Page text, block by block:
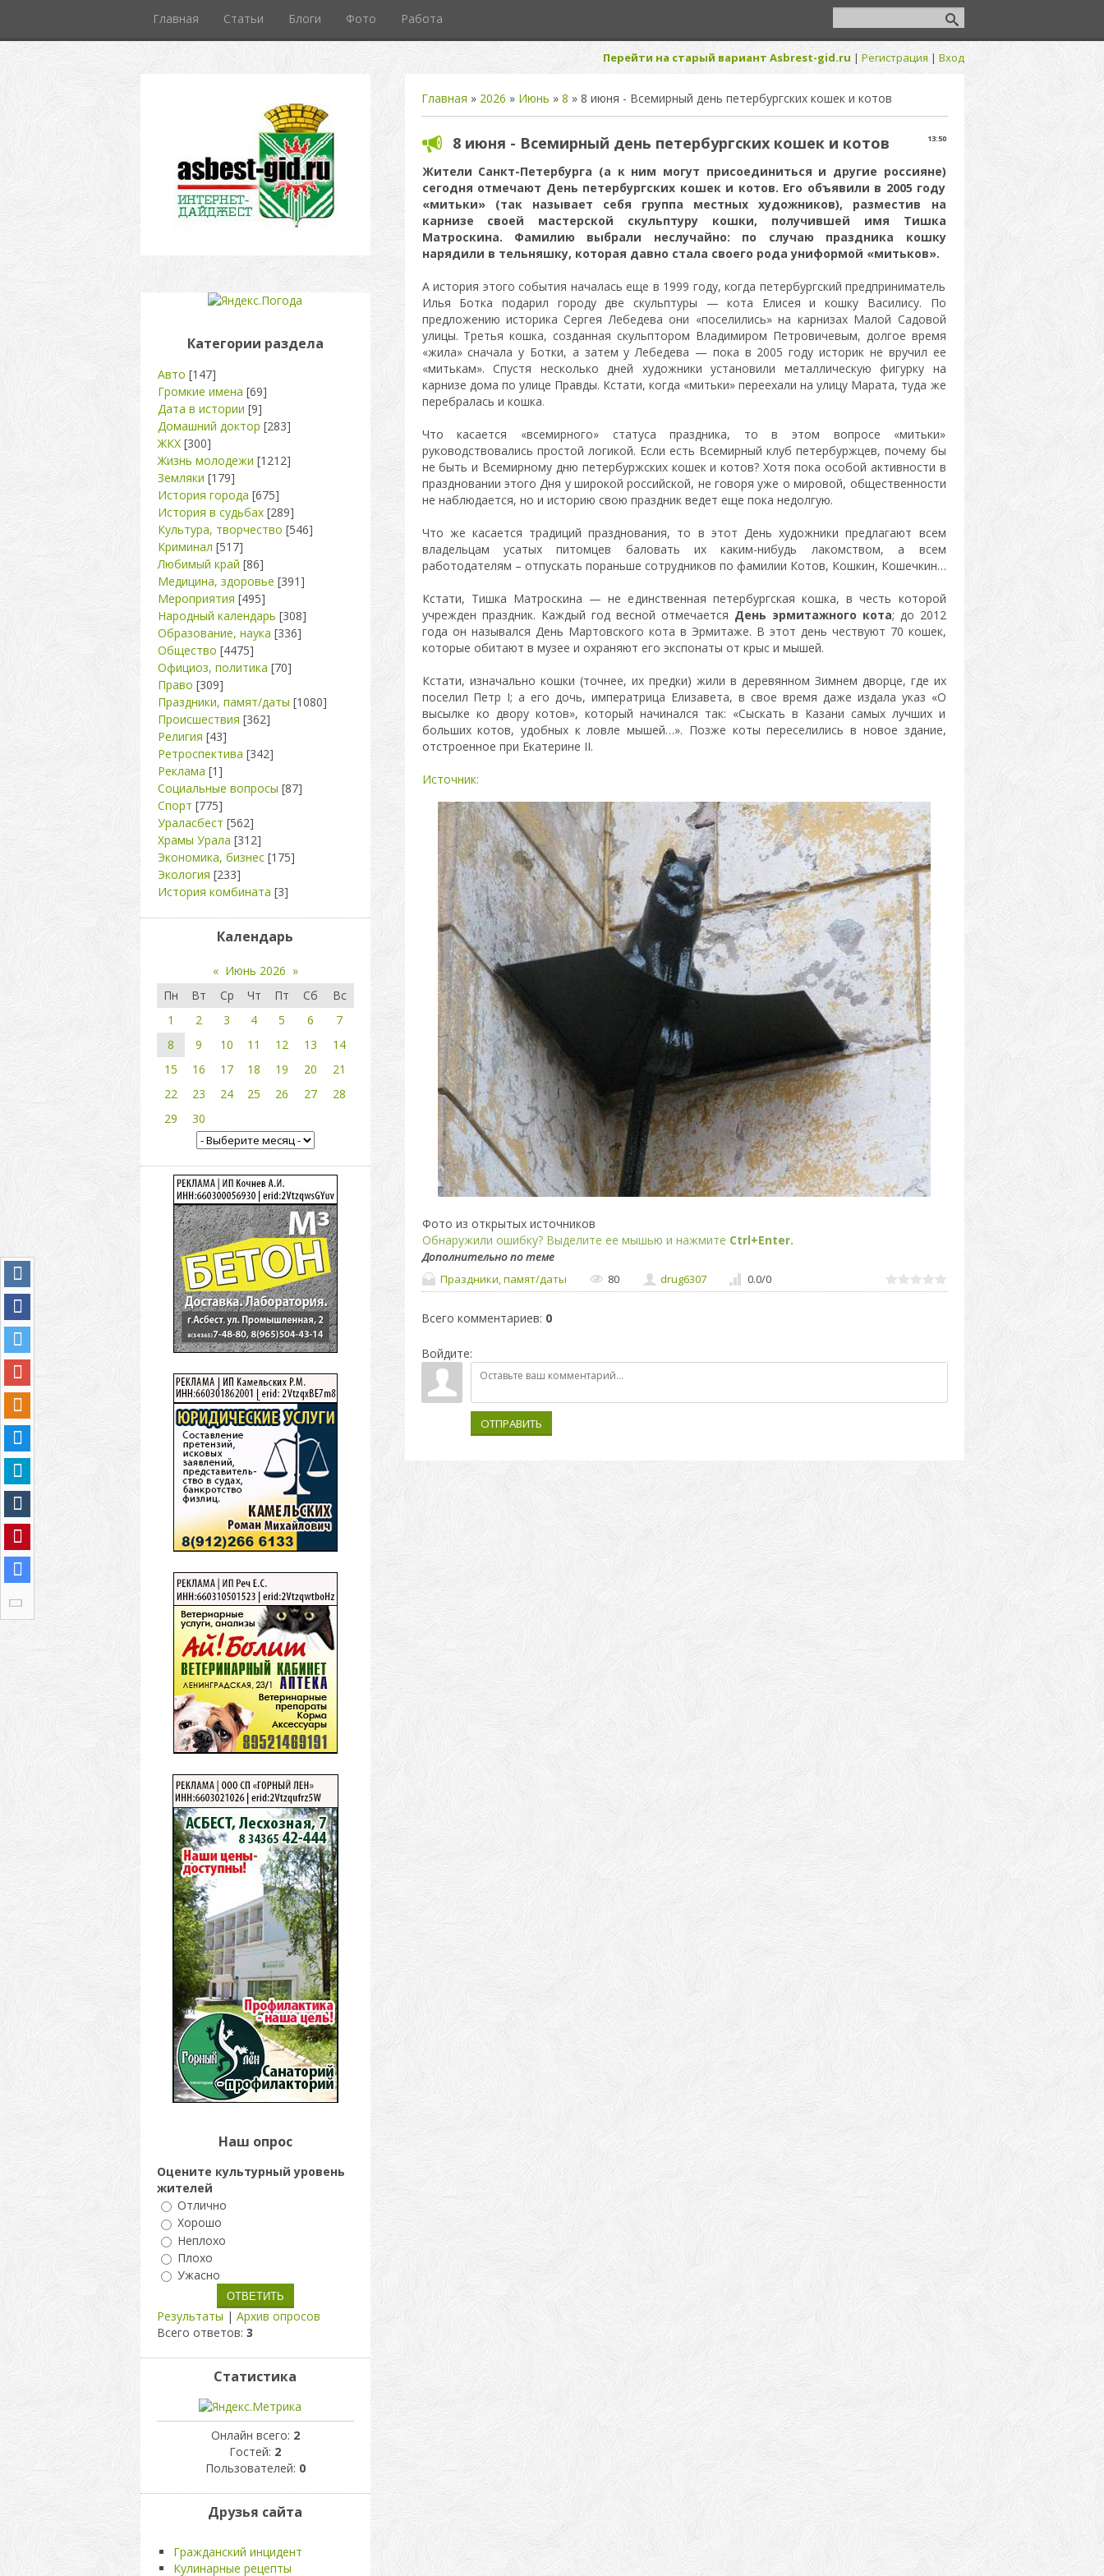
Главная Статьи Блоги Фото Работа
Перейти на старый вариант Asbrest-gid.ru | Регистрация | Вход
Главная » 2026 » Июнь » 8 » 8 июня - Всемирный день петербургских кошек и котов
13:50
8 июня - Всемирный день петербургских кошек и котов
Жители Санкт-Петербурга (а к ним могут присоединиться и другие россияне)
сегодня отмечают День петербургских кошек и котов. Его объявили в 2005 году
«митьки» (так называет себя группа местных художников), разместив на
карнизе своей мастерской скульптуру кошки, получившей имя Тишка
Матроскина. Фамилию выбрали неслучайно: по случаю праздника кошку
нарядили в тельняшку, которая давно стала своего рода униформой «митьков».
А история этого события началась еще в 1999 году, когда петербургский предприниматель
Илья Ботка подарил городу две скульптуры — кота Елисея и кошку Василису. По
предложению историка Сергея Лебедева они «поселились» на карнизах Малой Садовой
улицы. Третья кошка, созданная скульптором Владимиром Петровичевым, долгое время
«жила» сначала у Ботки, а затем у Лебедева — пока в 2005 году историк не вручил ее
«митькам». Спустя несколько дней художники установили металлическую фигурку на
карнизе дома по улице Правды. Кстати, когда «митьки» переехали на улицу Марата, туда же
перебралась и кошка.
Что касается «всемирного» статуса праздника, то в этом вопросе «митьки»
руководствовались простой логикой. Если есть Всемирный клуб петербуржцев, почему бы
не быть и Всемирному дню петербуржских кошек и котов? Хотя пока особой активности в
праздновании этого Дня у широкой российской, не говоря уже о мировой, общественности
не наблюдается, но и историю свою праздник ведет еще пока недолгую.
Что же касается традиций празднования, то в этот День художники предлагают всем
владельцам усатых питомцев баловать их каким-нибудь лакомством, а всем
работодателям – отпускать пораньше сотрудников по фамилии Котов, Кошкин, Кошечкин…
Кстати, Тишка Матроскина — не единственная петербургская кошка, в честь которой
учрежден праздник. Каждый год весной отмечается День эрмитажного кота; до 2012
года он назывался День Мартовского кота в Эрмитаже. В этот день чествуют 70 кошек,
которые обитают в музее и охраняют его экспонаты от крыс и мышей.
Кстати, изначально кошки (точнее, их предки) жили в деревянном Зимнем дворце, где их
поселил Петр I; а его дочь, императрица Елизавета, в свое время даже издала указ «О
высылке ко двору котов», который начинался так: «Сыскать в Казани самых лучших и
больших котов, удобных к ловле мышей…». Позже коты переселились в новое здание,
отстроенное при Екатерине II.
Источник:
Фото из открытых источников
Обнаружили ошибку? Выделите ее мышью и нажмите Ctrl+Enter.
Дополнительно по теме
Праздники, памят/даты
80 drug6307 0.0/0
Всего комментариев: 0
Войдите:
ОТПРАВИТЬ
Категории раздела
Авто [147]
Громкие имена [69]
Дата в истории [9]
Домашний доктор [283]
ЖКХ [300]
Жизнь молодежи [1212]
Земляки [179]
История города [675]
История в судьбах [289]
Культура, творчество [546]
Криминал [517]
Любимый край [86]
Медицина, здоровье [391]
Мероприятия [495]
Народный календарь [308]
Образование, наука [336]
Общество [4475]
Официоз, политика [70]
Право [309]
Праздники, памят/даты [1080]
Происшествия [362]
Религия [43]
Ретроспектива [342]
Реклама [1]
Социальные вопросы [87]
Спорт [775]
Ураласбест [562]
Храмы Урала [312]
Экономика, бизнес [175]
Экология [233]
История комбината [3]
Календарь
« Июнь 2026 »
Пн
Вт Ср Чт Пт Сб
Вс
1
2 3 4 5 6
7
8
9 10 11 12 13
14
15
16 17 18 19 20
21
22
23 24 25 26 27
28
29
30
Наш опрос
Оцените культурный уровень
жителей
Отлично
Хорошо
Неплохо
Плохо
Ужасно
Результаты | Архив опросов
Всего ответов: 3
Статистика
Онлайн всего: 2
Гостей: 2
Пользователей: 0
Друзья сайта
Гражданский инцидент
Кулинарные рецепты